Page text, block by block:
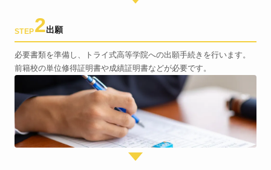
STEP2出願
必要書類を準備し、トライ式高等学院への出願手続きを行います。
前籍校の単位修得証明書や成績証明書などが必要です。